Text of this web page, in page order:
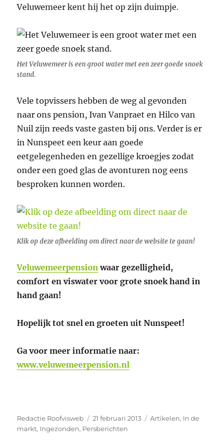
Veluwemeer kent hij het op zijn duimpje.
Het Veluwemeer is een groot water met een zeer goede snoek
stand.
Vele topvissers hebben de weg al gevonden
naar ons pension, Ivan Vanpraet en Hilco van
Nuil zijn reeds vaste gasten bij ons. Verder is er
in Nunspeet een keur aan goede
eetgelegenheden en gezellige kroegjes zodat
onder een goed glas de avonturen nog eens
besproken kunnen worden.
Klik op deze afbeelding om direct naar de website te gaan!
Veluwemeerpensionwaar gezelligheid,
comfort en viswater voor grote snoek hand in
hand gaan!
Hopelijk tot snel en groeten uit Nunspeet!
Ga voor meer informatie naar:
www.veluwemeerpension.nl
Auteur
Redactie Roofvisweb
Geplaatst
op
21 februari 2013 Categorieën
Artikelen, In de
markt, Ingezonden, Persberichten